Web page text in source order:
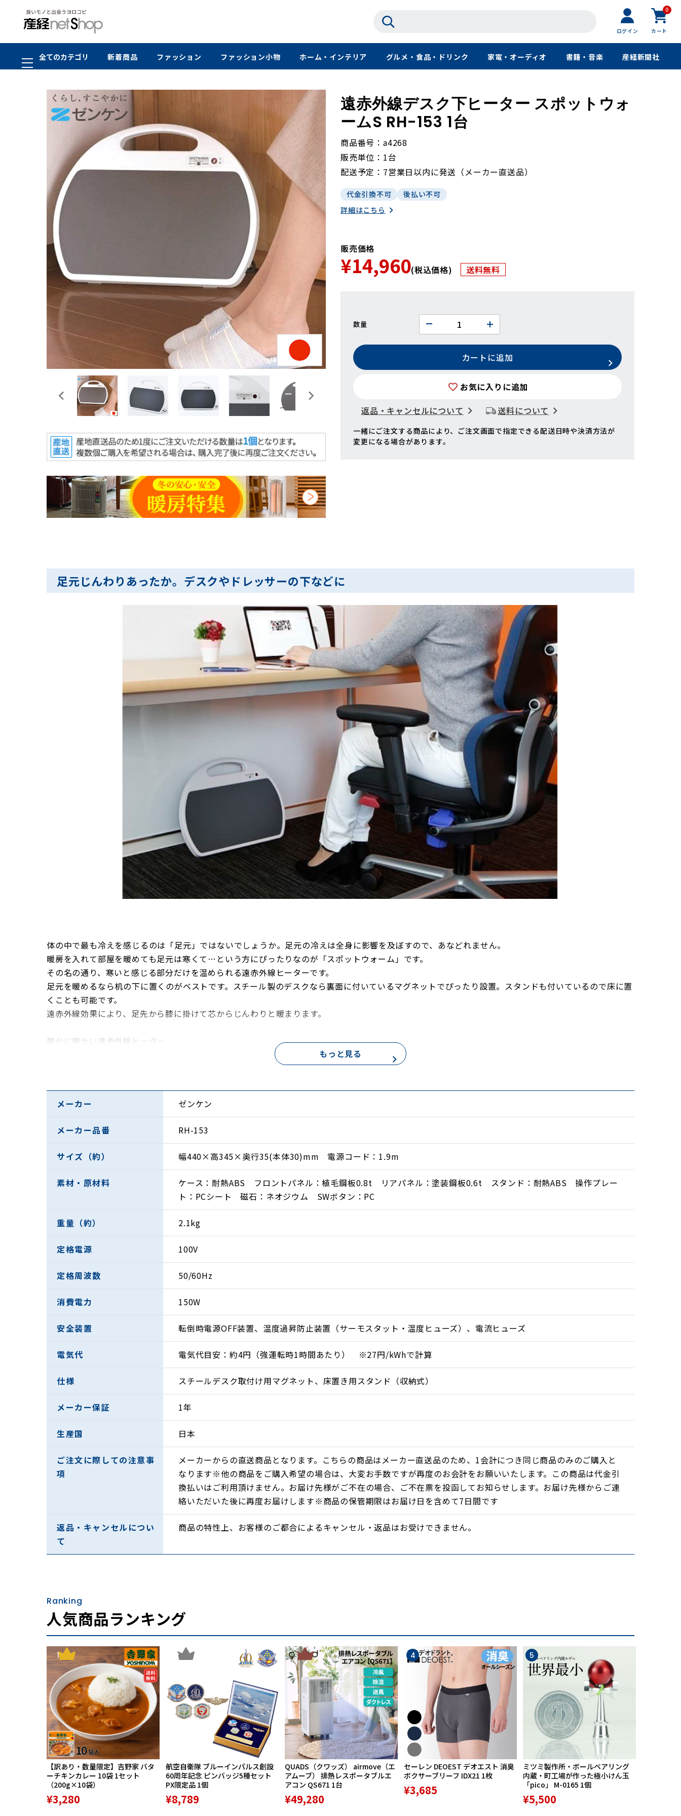
ログイン
0
カート
全てのカテゴリ 新着商品 ファッション ファッション小物 ホーム・インテリア グルメ・食品・ドリンク 家電・オーディオ 書籍・音楽 産経新聞社
遠赤外線デスク下ヒーター スポットウォ
ームS RH-153 1台
商品番号
a4268
販売単位
1台
配送予定
7営業日以内に発送（メーカー直送品）
代金引換不可
後払い不可
詳細はこちら
販売価格
¥14,960(税込価格) 送料無料
数量
カートに追加
お気に入りに追加
返品・キャンセルについて
送料について
一緒にご注文する商品により、ご注文画面で指定できる配送日時や決済方法が
変更になる場合があります。
足元じんわりあったか。デスクやドレッサーの下などに
体の中で最も冷えを感じるのは「足元」ではないでしょうか。足元の冷えは全身に影響を及ぼすので、あなどれません。
暖房を入れて部屋を暖めても足元は寒くて…という方にぴったりなのが「スポットウォーム」です。
その名の通り、寒いと感じる部分だけを温められる遠赤外線ヒーターです。
足元を暖めるなら机の下に置くのがベストです。スチール製のデスクなら裏面に付いているマグネットでぴったり設置。スタンドも付いているので床に置
くことも可能です。
遠赤外線効果により、足先から膝に掛けて芯からじんわりと暖まります。
静かに暖かい遠赤外線ヒーター
遠赤外線を効率良く放射する特殊ヒーターパネルを採用。
おだやかに、そして優しく暖めるので、動作音もなく、静かで快適なヒーターです。
火を使わないから、空気を汚さない
空気を汚さず、音やニオイが出ないので、オフィスでのデスクワークや、お子さまの勉強など、デスクでの作業を快適に過ごす事ができます。
安心・安全機能付き
特殊ヒーターパネルからの輻射熱を効率良く利用しているので、前面パネルに衣類や紙などが触れても燃え上がる温度まで加熱されませんので安心です。
さらに、パネルカバーはフロッキー（植毛）加工を施しているため、お肌が触れてもヤケドの心配はありません。
また、転倒したら自動に電源が切れる転倒時安全装置も搭載。お子様やペットがいるご家庭でも安心して使っていただけます。
もっと見る
メーカー ゼンケン
メーカー品番 RH-153
サイズ（約） 幅440×高345×奥行35(本体30)mm 電源コード：1.9m
素材・原材料
ケース：耐熱ABS フロントパネル：植毛鋼板0.8t リアパネル：塗装鋼板0.6t スタンド：耐熱ABS 操作プレー
ト：PCシート 磁石：ネオジウム SWボタン：PC
重量（約） 2.1kg
定格電源 100V
定格周波数 50/60Hz
消費電力 150W
安全装置 転倒時電源OFF装置、温度過昇防止装置（サーモスタット・温度ヒューズ）、電流ヒューズ
電気代 電気代目安：約4円（強運転時1時間あたり） ※27円/kWhで計算
仕様 スチールデスク取付け用マグネット、床置き用スタンド（収納式）
メーカー保証 1年
生産国 日本
ご注文に際しての注意事
項
メーカーからの直送商品となります。こちらの商品はメーカー直送品のため、1会計につき同じ商品のみのご購入と
なります※他の商品をご購入希望の場合は、大変お手数ですが再度のお会計をお願いいたします。この商品は代金引
換払いはご利用頂けません。お届け先様がご不在の場合、ご不在票を投函してお知らせします。お届け先様からご連
絡いただいた後に再度お届けします※商品の保管期限はお届け日を含めて7日間です
返品・キャンセルについ
て
商品の特性上、お客様のご都合によるキャンセル・返品はお受けできません。
Ranking
人気商品ランキング
1
【訳あり・数量限定】吉野家 バタ
ーチキンカレー 10袋 1セット
（200g×10袋）
¥3,280
2
航空自衛隊 ブルーインパルス創設
60周年記念 ピンバッジ5種セット
PX限定品 1個
¥8,789
3
QUADS（クワッズ） airmove（エ
アムーブ） 排熱レスポータブルエ
アコン QS671 1台
¥49,280
4
セーレン DEOEST デオエスト 消臭
ボクサーブリーフ IDX21 1枚
¥3,685
5
ミツミ製作所・ボールベアリング
内蔵・町工場が作った極小けん玉
「pico」 M-0165 1個
¥5,500